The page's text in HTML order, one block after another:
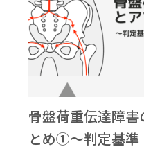
骨盤荷重伝達障
とめ①〜判定基準